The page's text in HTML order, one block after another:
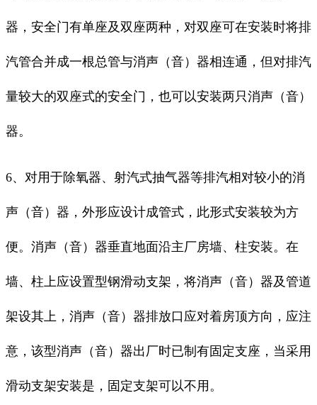
器，安全门有单座及双座两种，对双座可在安装时将排
汽管合并成一根总管与消声（音）器相连通，但对排汽
量较大的双座式的安全门，也可以安装两只消声（音）
器。
6、对用于除氧器、射汽式抽气器等排汽相对较小的消
声（音）器，外形应设计成管式，此形式安装较为方
便。消声（音）器垂直地面沿主厂房墙、柱安装。在
墙、柱上应设置型钢滑动支架，将消声（音）器及管道
架设其上，消声（音）器排放口应对着房顶方向，应注
意，该型消声（音）器出厂时已制有固定支座，当采用
滑动支架安装是，固定支架可以不用。